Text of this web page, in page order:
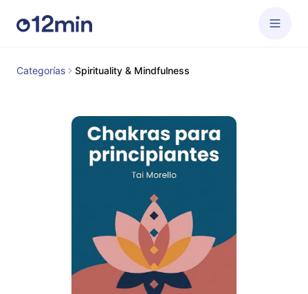
Categorías Spirituality & Mindfulness